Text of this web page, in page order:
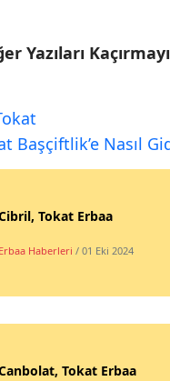
Yazıları
Başçiftlik’e Nasıl
Tokat Erbaa
Erbaa Haberleri / 01 Eki 2024
Tokat Erbaa